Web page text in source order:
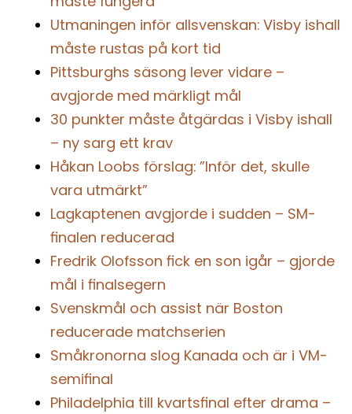
Utmaningen inför allsvenskan: Visby ishall
måste rustas på kort tid
Pittsburghs säsong lever vidare –
avgjorde med märkligt mål
30 punkter måste åtgärdas i Visby ishall
– ny sarg ett krav
Håkan Loobs förslag: ”Inför det, skulle
vara utmärkt”
Lagkaptenen avgjorde i sudden – SM-
finalen reducerad
Fredrik Olofsson fick en son igår – gjorde
mål i finalsegern
Svenskmål och assist när Boston
reducerade matchserien
Småkronorna slog Kanada och är i VM-
semifinal
Philadelphia till kvartsfinal efter drama –